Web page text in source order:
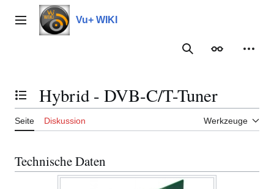
Inhalt
springenHauptmenü Vu+ WIKI
Suche
Inhaltsverzeichnis umschalten
Hybrid - DVB-C/T-Tuner
Seite Diskussion Werkzeuge
Technische Daten